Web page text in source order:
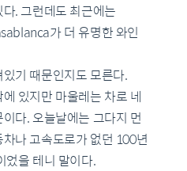
. 그런데도 최근에는
가 더 유명한 와인
기 때문인지도 모른다.
있지만 마울레는 차로 네
다. 오늘날에는 그다지 먼
나 고속도로가 없던 100년
었을 테니 말이다.